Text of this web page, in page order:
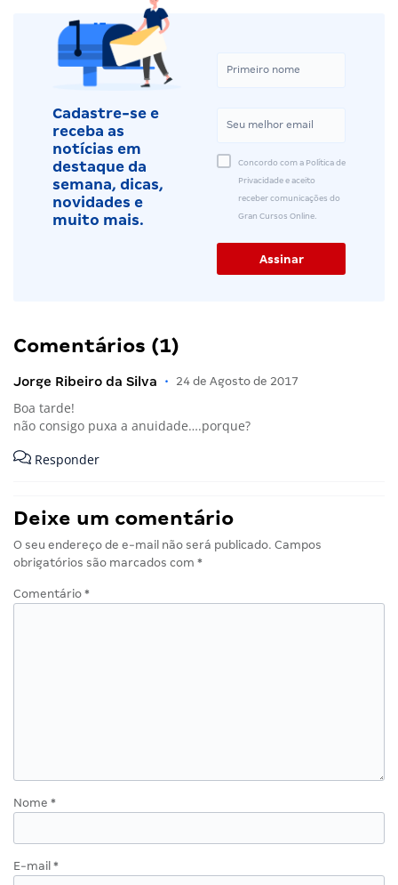
Cadastre-se e
receba as
notícias em
destaque da
semana, dicas,
novidades e
muito mais.
Concordo com a Política de
Privacidade e aceito
receber comunicações do
Gran Cursos Online.
Comentários (1)
Jorge Ribeiro da Silva • 24 de Agosto de 2017
Boa tarde!
não consigo puxa a anuidade….porque?
Responder
Deixe um comentário
O seu endereço de e-mail não será publicado. Campos
obrigatórios são marcados com *
Comentário *
Nome *
E-mail *